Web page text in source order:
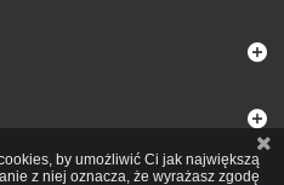
by umożliwić Ci jak największą
z niej oznacza, że wyrażasz zgodę